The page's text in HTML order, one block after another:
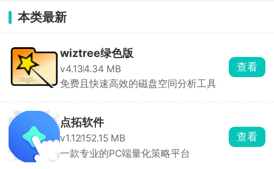
本类最新
wiztree绿色版
v4.134.34 MB
免费且快速高效的磁盘空间分析工具
查看
点拓软件
v1.12152.15 MB
一款专业的PC端量化策略平台
查看